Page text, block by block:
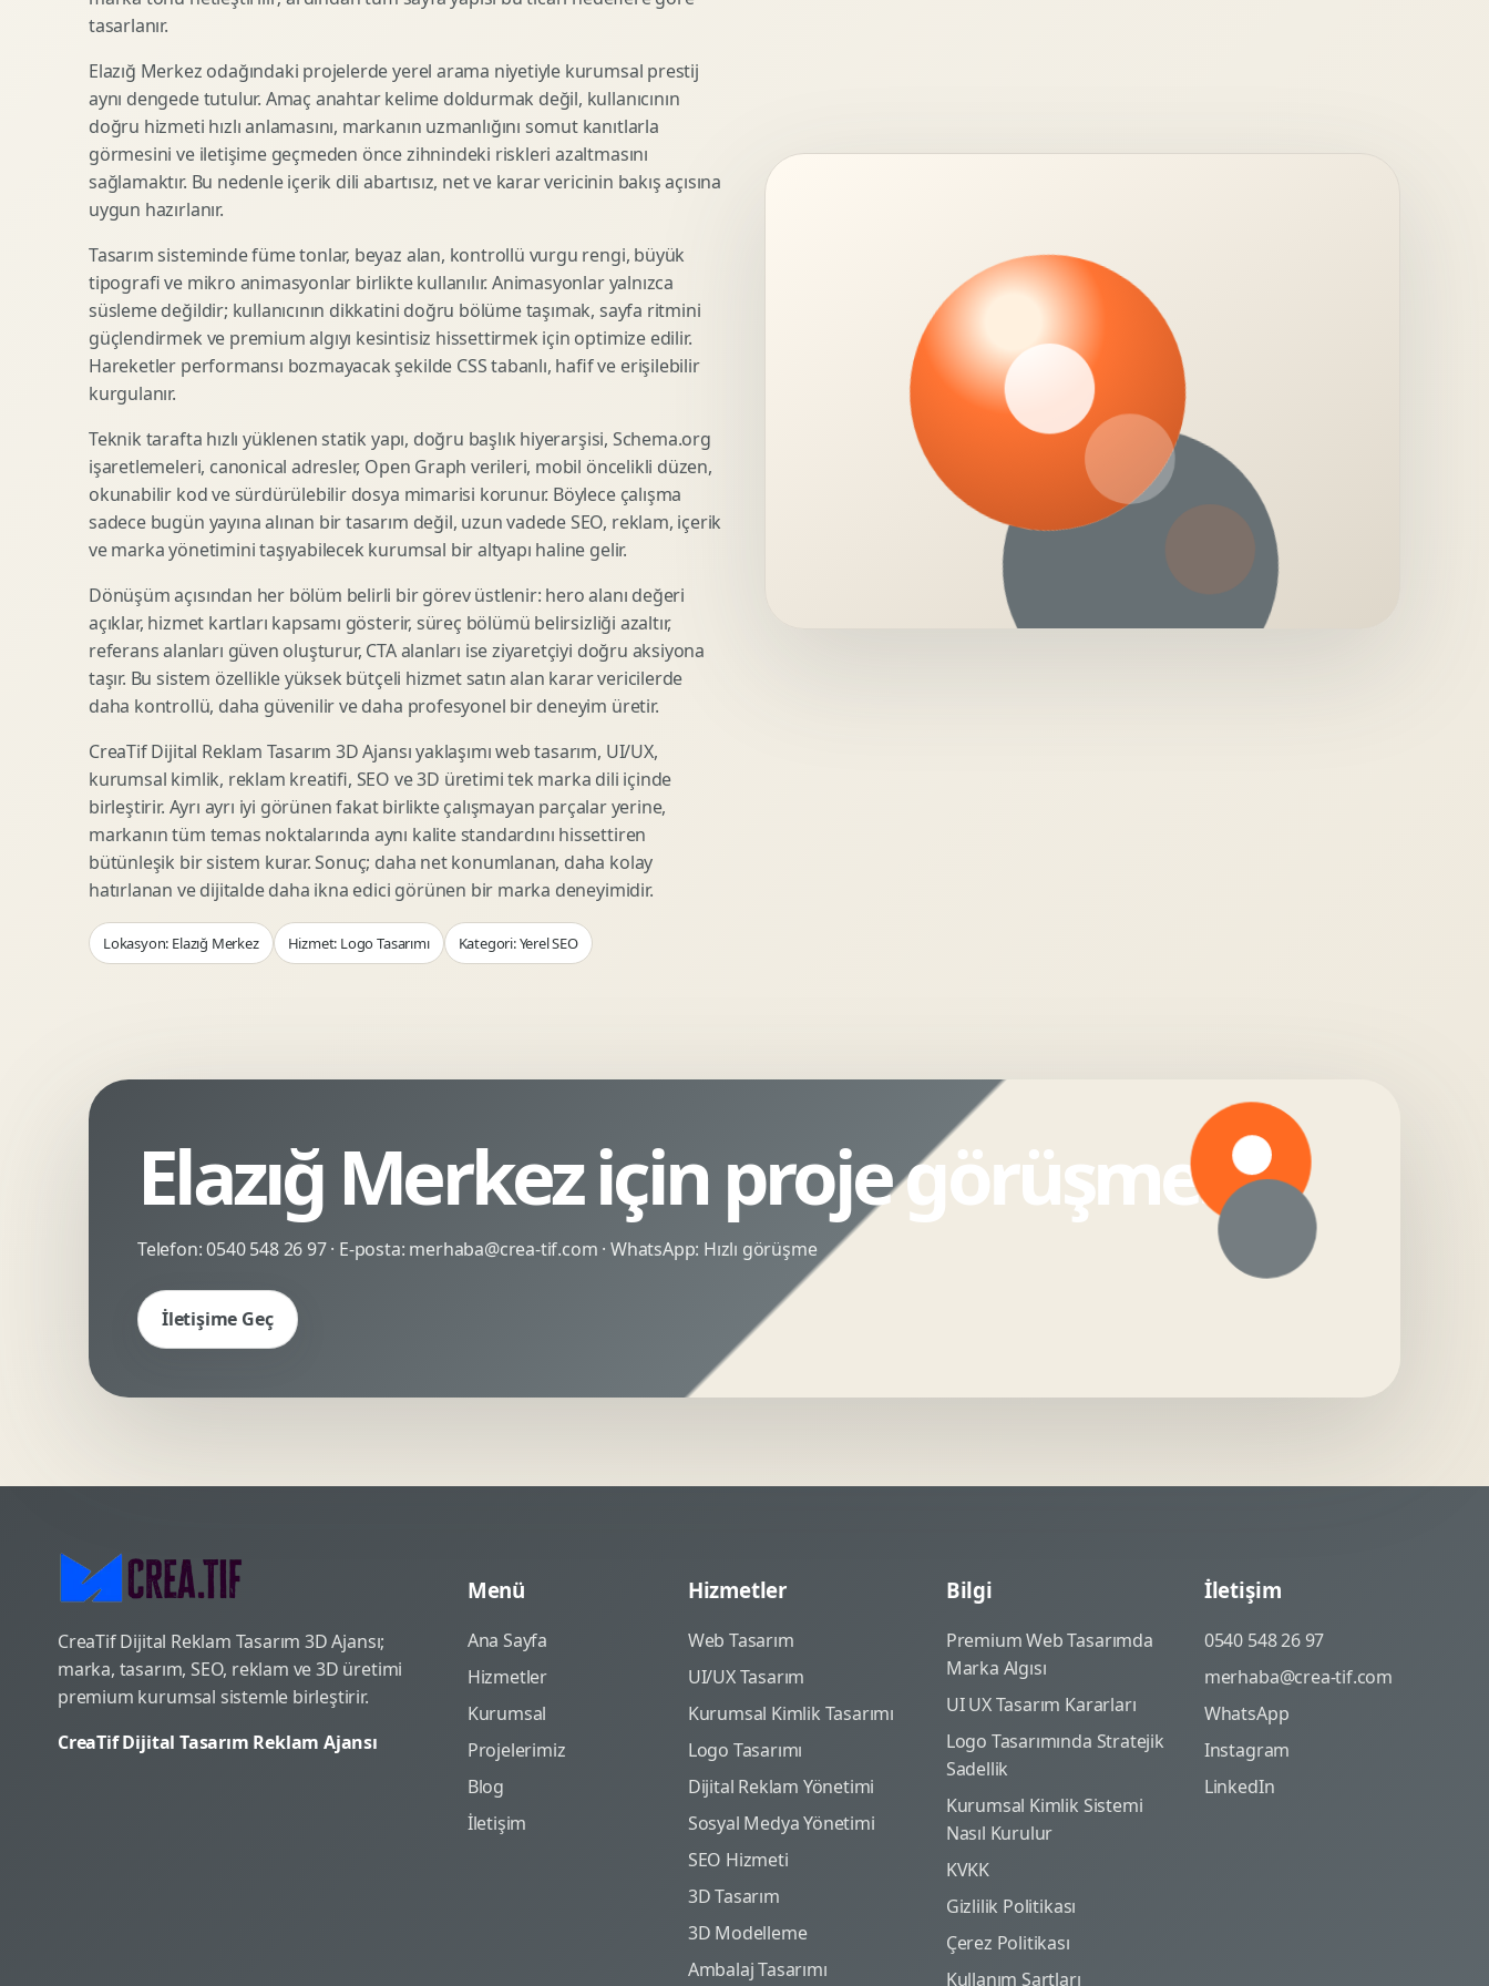
SEO Icerik Stratejisi
Schema Markup Optimizasyonu 3D Lansman Filmi Teknik Modelleme
Premium Ambalaj Tasarimi
Etiket Tasarimi
Kutu Tasarimi
Raf Gorunurlugu
Gida Ambalaj Tasarimi
Kozmetik Ambalaj Tasarimi
E Ticaret Kutu Tasarimi
Ambalaj Mockup Tasarimi
Afis Tasarimi
Brosur Tasarimi
Sunum Tasarimi
Katalog Tasarimi
Infografik Tasarimi
Fuaye Gorsel Tasarimi
Kurumsal Ilan Tasarimi
Marka Stratejisi
Marka Konumlandirma
Rekabet Analizi
Hedef Kitle Analizi
Marka Mimarisi
Deger Onerisi Tasarimi
Pazara Giris Stratejisi
Shopify Tasarim
Woocommerce Tasarim
Eticaret UX Optimizasyonu
Kategori Sayfasi Tasarimi
Sepet Odeme UX
Eticaret SEO Altyapisi
Lead Generation Landing Page
Reklam Landing Page
Webinar Landing Page
App Landing Page
Form Optimizasyonu
Sales Page Tasarimi
Display Banner Tasarimi
Video Reklam Kreatifi
Outdoor Reklam Tasarimi
Performans Kreatif Seti
Story Reklam Tasarimi
Statik Reklam Gorseli
Motion Banner Tasarimi
Logo Animasyonu
Mikro Animasyon Tasarimi
Reklam Motion Video
Arayuz Animasyonu
Sosyal Medya Motion
Webgl Deneyim Tasarimi
AI Gorsel Konsept
No Code Prototip
Veri Gorsellestirme
tasarlanır.
Elazığ Merkez odağındaki projelerde yerel arama niyetiyle kurumsal prestij
aynı dengede tutulur. Amaç anahtar kelime doldurmak değil, kullanıcının
doğru hizmeti hızlı anlamasını, markanın uzmanlığını somut kanıtlarla
görmesini ve iletişime geçmeden önce zihnindeki riskleri azaltmasını
sağlamaktır. Bu nedenle içerik dili abartısız, net ve karar vericinin bakış açısına
uygun hazırlanır.
Tasarım sisteminde füme tonlar, beyaz alan, kontrollü vurgu rengi, büyük
tipografi ve mikro animasyonlar birlikte kullanılır. Animasyonlar yalnızca
süsleme değildir; kullanıcının dikkatini doğru bölüme taşımak, sayfa ritmini
güçlendirmek ve premium algıyı kesintisiz hissettirmek için optimize edilir.
Hareketler performansı bozmayacak şekilde CSS tabanlı, hafif ve erişilebilir
kurgulanır.
Teknik tarafta hızlı yüklenen statik yapı, doğru başlık hiyerarşisi, Schema.org
işaretlemeleri, canonical adresler, Open Graph verileri, mobil öncelikli düzen,
okunabilir kod ve sürdürülebilir dosya mimarisi korunur. Böylece çalışma
sadece bugün yayına alınan bir tasarım değil, uzun vadede SEO, reklam, içerik
ve marka yönetimini taşıyabilecek kurumsal bir altyapı haline gelir.
Dönüşüm açısından her bölüm belirli bir görev üstlenir: hero alanı değeri
açıklar, hizmet kartları kapsamı gösterir, süreç bölümü belirsizliği azaltır,
referans alanları güven oluşturur, CTA alanları ise ziyaretçiyi doğru aksiyona
taşır. Bu sistem özellikle yüksek bütçeli hizmet satın alan karar vericilerde
daha kontrollü, daha güvenilir ve daha profesyonel bir deneyim üretir.
CreaTif Dijital Reklam Tasarım 3D Ajansı yaklaşımı web tasarım, UI/UX,
kurumsal kimlik, reklam kreatifi, SEO ve 3D üretimi tek marka dili içinde
birleştirir. Ayrı ayrı iyi görünen fakat birlikte çalışmayan parçalar yerine,
markanın tüm temas noktalarında aynı kalite standardını hissettiren
bütünleşik bir sistem kurar. Sonuç; daha net konumlanan, daha kolay
hatırlanan ve dijitalde daha ikna edici görünen bir marka deneyimidir.
Lokasyon: Elazığ Merkez Hizmet: Logo Tasarımı Kategori: Yerel SEO
Elazığ Merkez için proje görüşmesi
Telefon:0540 548 26 97· E-posta: merhaba@crea-tif.com · WhatsApp: Hızlı görüşme
İletişime Geç
CreaTif Dijital Reklam Tasarım 3D Ajansı;
marka, tasarım, SEO, reklam ve 3D üretimi
premium kurumsal sistemle birleştirir.
CreaTif Dijital Tasarım Reklam Ajansı
Menü
Ana Sayfa
Hizmetler
Kurumsal
Projelerimiz
Blog
İletişim
Hizmetler
Web Tasarım
UI/UX Tasarım
Kurumsal Kimlik Tasarımı
Logo Tasarımı
Dijital Reklam Yönetimi
Sosyal Medya Yönetimi
SEO Hizmeti
3D Tasarım
3D Modelleme
Ambalaj Tasarımı
Bilgi
Premium Web Tasarımda
Marka Algısı
UI UX Tasarım Kararları
Logo Tasarımında Stratejik
Sadellik
Kurumsal Kimlik Sistemi
Nasıl Kurulur
KVKK
Gizlilik Politikası
Çerez Politikası
Kullanım Şartları
İletişim
0540 548 26 97
merhaba@crea-tif.com
WhatsApp
Instagram
LinkedIn